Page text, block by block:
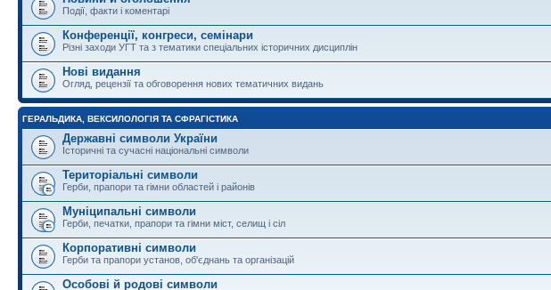
Події, факти і коментарі
Конференції, конгреси, семінари
Різні заходи УГТ та з тематики спеціальних історичних дисциплін
Нові видання
Огляд, рецензії та обговорення нових тематичних видань
ГЕРАЛЬДИКА, ВЕКСИЛОЛОГІЯ ТА СФРАГІСТИКА
Державні символи України
Історичні та сучасні національні символи
Територіальні символи
Герби, прапори та гімни областей і районів
Муніципальні символи
Герби, печатки, прапори та гімни міст, селищ і сіл
Корпоративні символи
Герби та прапори установ, об'єднань та організацій
Особові й родові символи